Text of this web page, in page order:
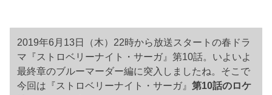
2019年6月13日（木）22時から放送スタートの春ドラ
マ『ストロベリーナイト・サーガ』第10話。いよいよ
最終章のブルーマーダー編に突入しましたね。そこで
今回は『ストロベリーナイト・サーガ』第10話のロケ